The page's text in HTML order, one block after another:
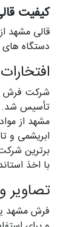
کیفیت
قالی مشهد
دستگاه
تأسیس شد.
مشهد از
ابریشمی و
برترین
با اخذ
فرش مشهد